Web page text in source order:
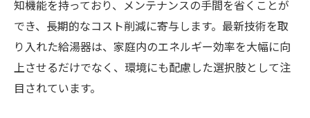
知機能を持っており、メンテナンスの手間を省くことが
でき、長期的なコスト削減に寄与します。最新技術を取
り入れた給湯器は、家庭内のエネルギー効率を大幅に向
上させるだけでなく、環境にも配慮した選択肢として注
目されています。